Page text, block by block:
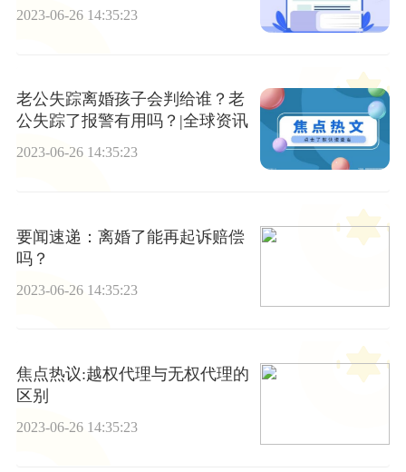
2023-06-26 14:35:23
老公失踪离婚孩子会判给谁？老
公失踪了报警有用吗？|全球资讯
2023-06-26 14:35:23
要闻速递：离婚了能再起诉赔偿
吗？
2023-06-26 14:35:23
焦点热议:越权代理与无权代理的
区别
2023-06-26 14:35:23